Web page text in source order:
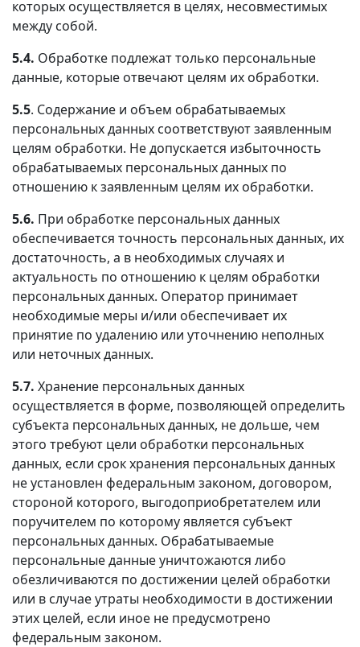
которых осуществляется в целях, несовместимых
между собой.
5.4. Обработке подлежат только персональные
данные, которые отвечают целям их обработки.
5.5. Содержание и объем обрабатываемых
персональных данных соответствуют заявленным
целям обработки. Не допускается избыточность
обрабатываемых персональных данных по
отношению к заявленным целям их обработки.
5.6. При обработке персональных данных
обеспечивается точность персональных данных, их
достаточность, а в необходимых случаях и
актуальность по отношению к целям обработки
персональных данных. Оператор принимает
необходимые меры и/или обеспечивает их
принятие по удалению или уточнению неполных
или неточных данных.
5.7. Хранение персональных данных
осуществляется в форме, позволяющей определить
субъекта персональных данных, не дольше, чем
этого требуют цели обработки персональных
данных, если срок хранения персональных данных
не установлен федеральным законом, договором,
стороной которого, выгодоприобретателем или
поручителем по которому является субъект
персональных данных. Обрабатываемые
персональные данные уничтожаются либо
обезличиваются по достижении целей обработки
или в случае утраты необходимости в достижении
этих целей, если иное не предусмотрено
федеральным законом.